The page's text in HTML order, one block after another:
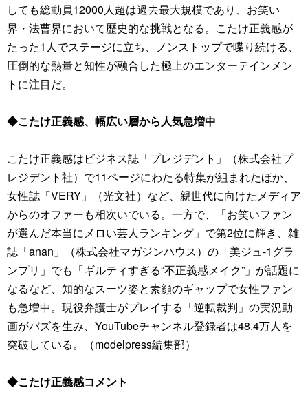
しても総動員12000人超は過去最大規模であり、お笑い
界・法曹界において歴史的な挑戦となる。こたけ正義感が
たった1人でステージに立ち、ノンストップで喋り続ける、
圧倒的な熱量と知性が融合した極上のエンターテインメン
トに注目だ。
◆こたけ正義感、幅広い層から人気急増中
こたけ正義感はビジネス誌「プレジデント」（株式会社プ
レジデント社）で11ページにわたる特集が組まれたほか、
女性誌「VERY」（光文社）など、親世代に向けたメディア
からのオファーも相次いでいる。一方で、「お笑いファン
が選んだ本当にメロい芸人ランキング」で第2位に輝き、雑
誌「anan」（株式会社マガジンハウス）の「美ジュ-1グラ
ンプリ」でも「ギルティすぎる“不正義感メイク”」が話題に
なるなど、知的なスーツ姿と素顔のギャップで女性ファン
も急増中。現役弁護士がプレイする「逆転裁判」の実況動
画がバズを生み、YouTubeチャンネル登録者は48.4万人を
突破している。（modelpress編集部）
◆こたけ正義感コメント